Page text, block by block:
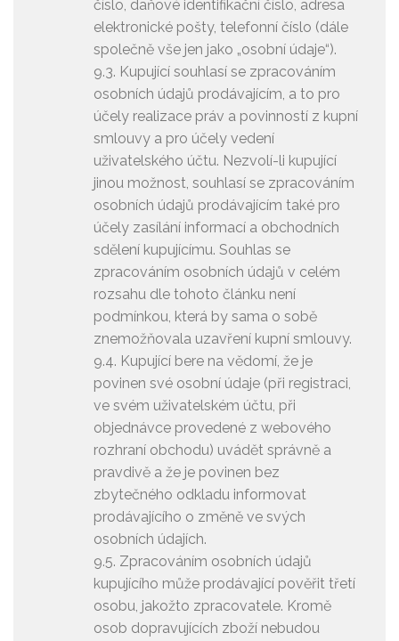
číslo, daňové identifikační číslo, adresa
elektronické pošty, telefonní číslo (dále
společně vše jen jako „osobní údaje“).
9.3. Kupující souhlasí se zpracováním
osobních údajů prodávajícím, a to pro
účely realizace práv a povinností z kupní
smlouvy a pro účely vedení
uživatelského účtu. Nezvolí-li kupující
jinou možnost, souhlasí se zpracováním
osobních údajů prodávajícím také pro
účely zasílání informací a obchodních
sdělení kupujícímu. Souhlas se
zpracováním osobních údajů v celém
rozsahu dle tohoto článku není
podmínkou, která by sama o sobě
znemožňovala uzavření kupní smlouvy.
9.4. Kupující bere na vědomí, že je
povinen své osobní údaje (při registraci,
ve svém uživatelském účtu, při
objednávce provedené z webového
rozhraní obchodu) uvádět správně a
pravdivě a že je povinen bez
zbytečného odkladu informovat
prodávajícího o změně ve svých
osobních údajích.
9.5. Zpracováním osobních údajů
kupujícího může prodávající pověřit třetí
osobu, jakožto zpracovatele. Kromě
osob dopravujících zboží nebudou